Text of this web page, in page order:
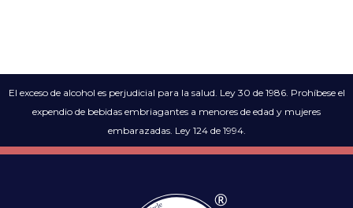
El exceso de alcohol es perjudicial para la salud. Ley 30 de 1986. Prohíbese el
expendio de bebidas embriagantes a menores de edad y mujeres
embarazadas. Ley 124 de 1994.